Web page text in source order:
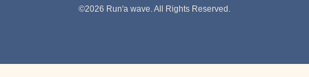
©2026 Run'a wave . All Rights Reserved.